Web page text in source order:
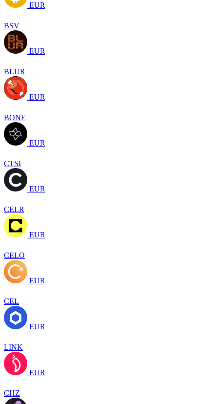
EUR
BSV
EUR
BLUR
EUR
BONE
EUR
CTSI
EUR
CELR
EUR
CELO
EUR
CEL
EUR
LINK
EUR
CHZ